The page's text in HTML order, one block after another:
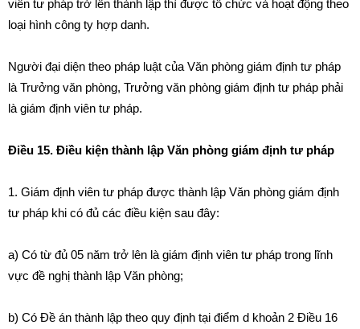
viên tư pháp trở lên thành lập thì được tổ chức và hoạt động theo
loại hình công ty hợp danh.
Người đại diện theo pháp luật của Văn phòng giám định tư pháp
là Trưởng văn phòng, Trưởng văn phòng giám định tư pháp phải
là giám định viên tư pháp.
Điều 15. Điều kiện thành lập Văn phòng giám định tư pháp
1. Giám định viên tư pháp được thành lập Văn phòng giám định
tư pháp khi có đủ các điều kiện sau đây:
a) Có từ đủ 05 năm trở lên là giám định viên tư pháp trong lĩnh
vực đề nghị thành lập Văn phòng;
b) Có Đề án thành lập theo quy định tại điểm d khoản 2 Điều 16